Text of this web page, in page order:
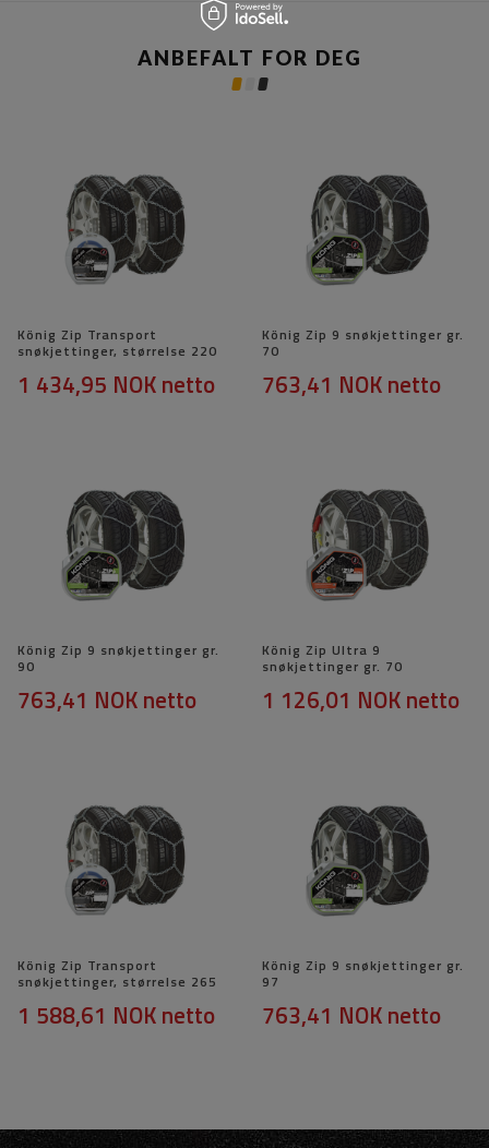
ANBEFALT FOR DEG
König Zip Transport
snøkjettinger, størrelse 220
1 434,95 NOKnetto
König Zip 9 snøkjettinger gr.
70
763,41 NOKnetto
König Zip 9 snøkjettinger gr.
90
763,41 NOKnetto
König Zip Ultra 9
snøkjettinger gr. 70
1 126,01 NOKnetto
König Zip Transport
snøkjettinger, størrelse 265
1 588,61 NOKnetto
König Zip 9 snøkjettinger gr.
97
763,41 NOKnetto